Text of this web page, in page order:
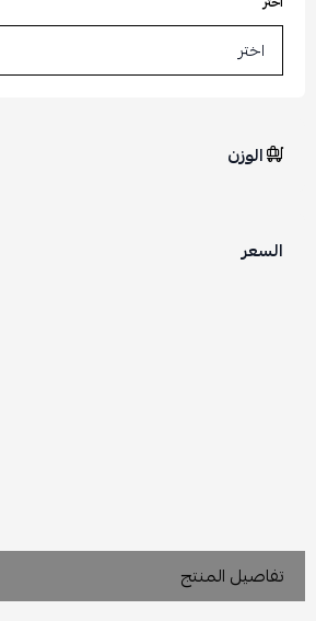
الوزن
السعر
تفاصيل المنتج